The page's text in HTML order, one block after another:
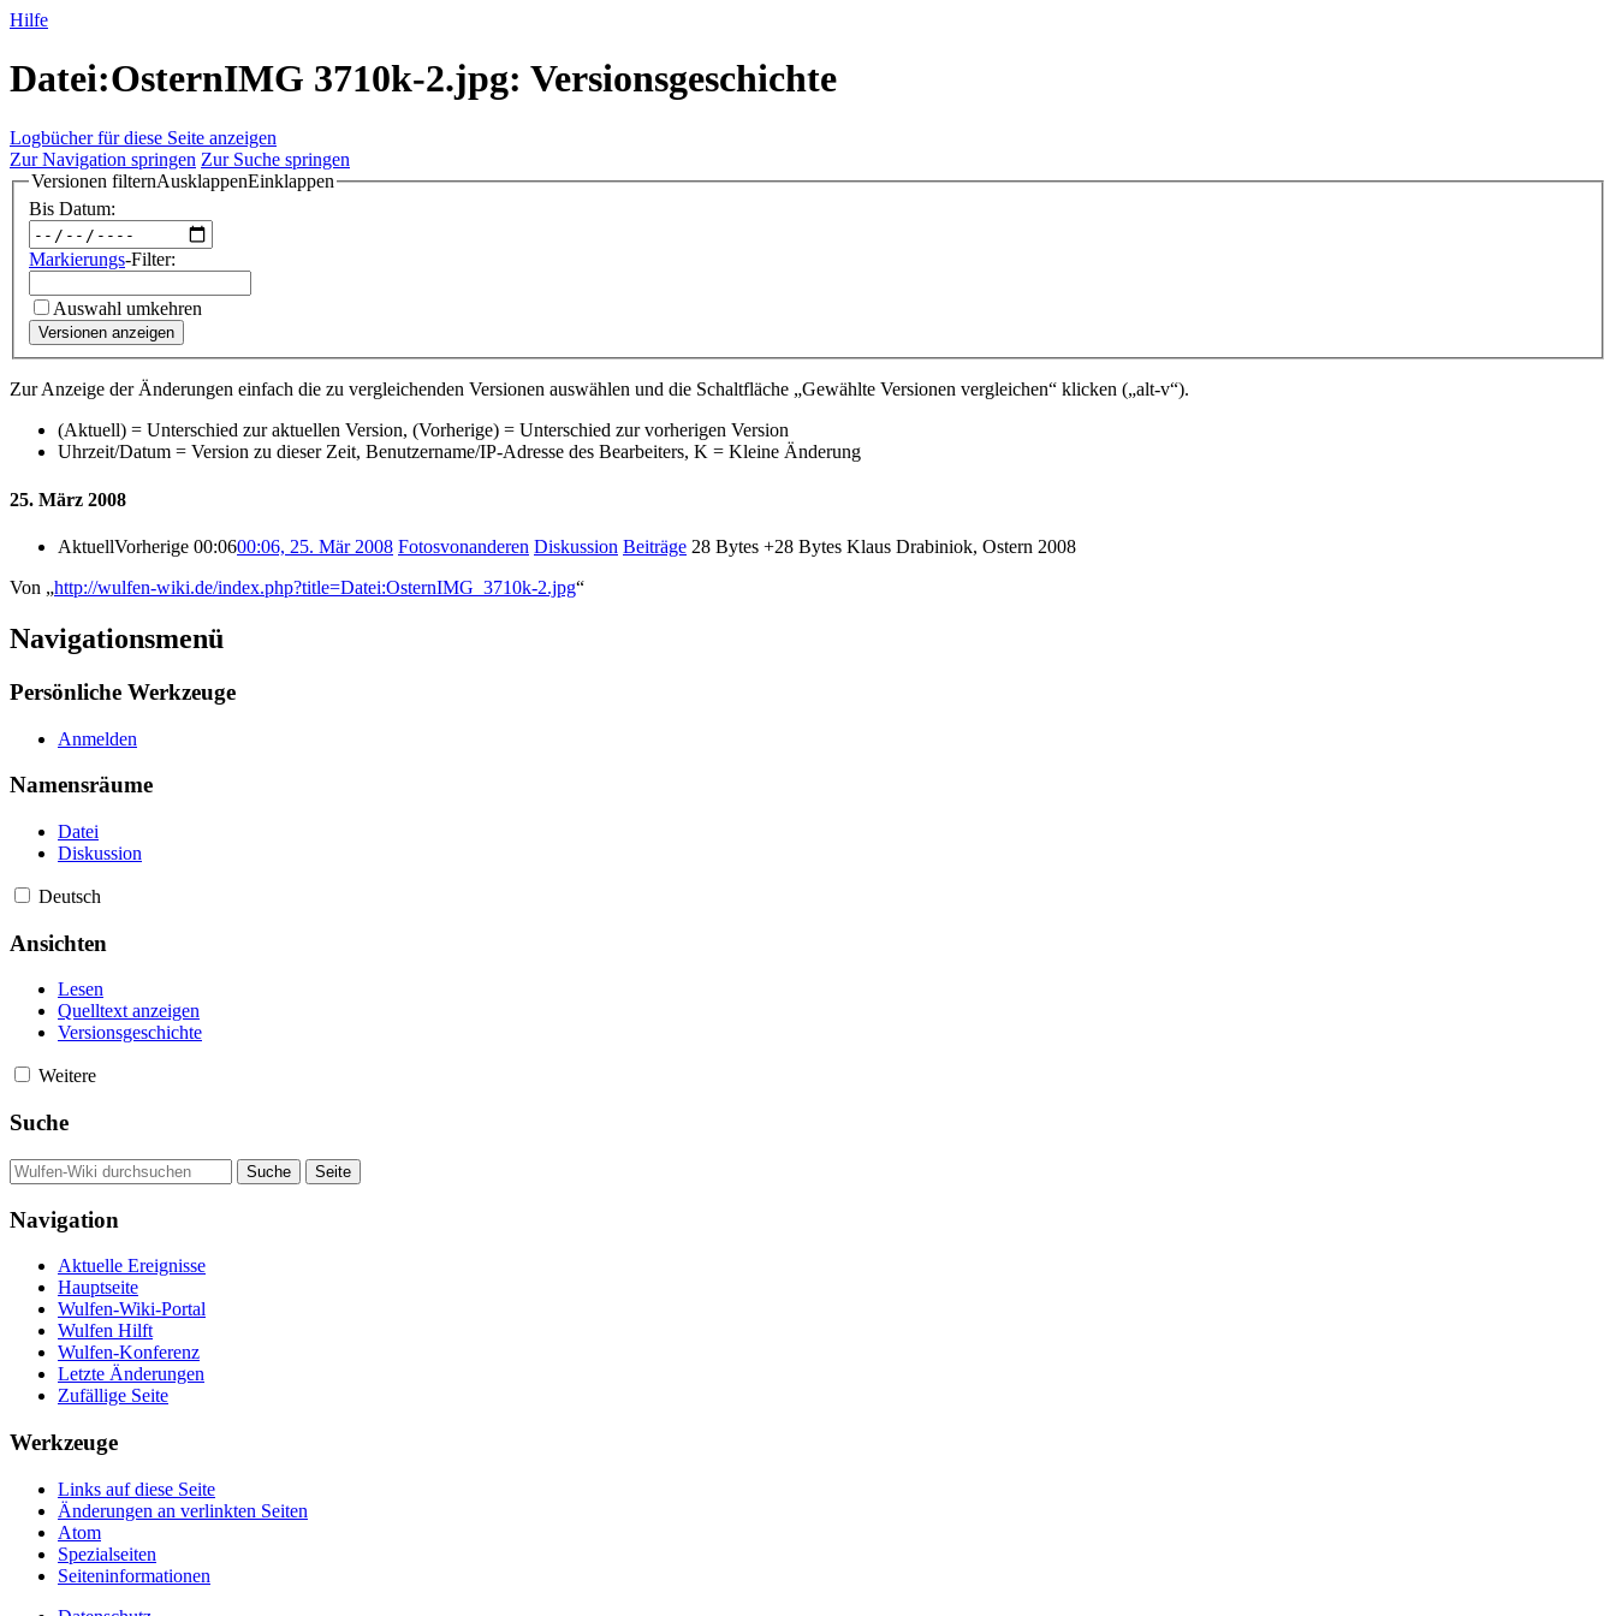
Hilfe
Datei:OsternIMG 3710k-2.jpg: Versionsgeschichte
Logbücher für diese Seite anzeigen
Zur Navigation springen Zur Suche springen
Versionen filternAusklappenEinklappen
Bis Datum:
Markierungs-Filter:
Auswahl umkehren
Versionen anzeigen
Zur Anzeige der Änderungen einfach die zu vergleichenden Versionen auswählen und die Schaltfläche „Gewählte Versionen vergleichen“ klicken („alt-v“).
(Aktuell) = Unterschied zur aktuellen Version, (Vorherige) = Unterschied zur vorherigen Version
Uhrzeit/Datum = Version zu dieser Zeit, Benutzername/IP-Adresse des Bearbeiters, K = Kleine Änderung
25. März 2008
AktuellVorherige 00:0600:06, 25. Mär 2008 Fotosvonanderen Diskussion Beiträge 28 Bytes +28 Bytes Klaus Drabiniok, Ostern 2008
Von „http://wulfen-wiki.de/index.php?title=Datei:OsternIMG_3710k-2.jpg“
Navigationsmenü
Persönliche Werkzeuge
Anmelden
Namensräume
Datei
Diskussion
Deutsch
Ansichten
Lesen
Quelltext anzeigen
Versionsgeschichte
Weitere
Suche
Navigation
Aktuelle Ereignisse
Hauptseite
Wulfen-Wiki-Portal
Wulfen Hilft
Wulfen-Konferenz
Letzte Änderungen
Zufällige Seite
Werkzeuge
Links auf diese Seite
Änderungen an verlinkten Seiten
Atom
Spezialseiten
Seiten­­informationen